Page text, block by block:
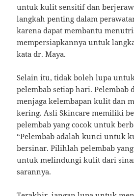
untuk kulit sensitif dan
langkah penting dalam
karena dapat membantu
mempersiapkannya untuk
kata dr. Maya.
Selain itu, tidak boleh lupa
pelembab setiap hari. Pelembab
menjaga kelembapan kulit dan
kering. Asli Skincare memiliki
pelembab yang cocok untuk
“Pelembab adalah kunci untuk
bersinar. Pilihlah pelembab
untuk melindungi kulit dari
sarannya.